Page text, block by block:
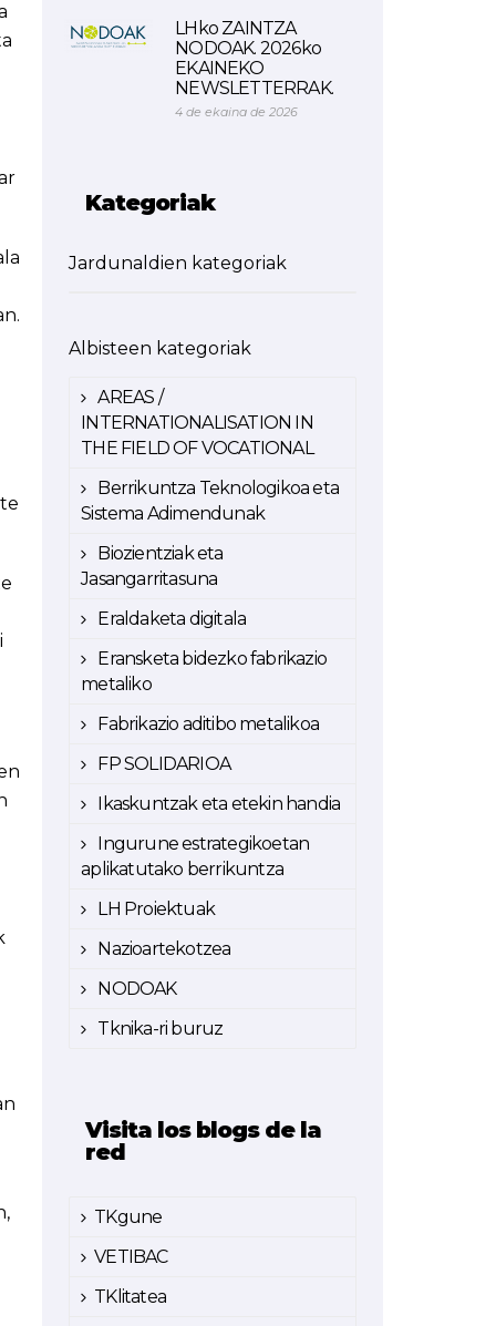
LHko ZAINTZA
NODOAK. 2026ko
EKAINEKO
NEWSLETTERRAK.
4 de ekaina de 2026
Kategoriak
Jardunaldien kategoriak
Albisteen kategoriak
AREAS /
INTERNATIONALISATION IN
THE FIELD OF VOCATIONAL
Berrikuntza Teknologikoa eta
Sistema Adimendunak
Biozientziak eta
Jasangarritasuna
Eraldaketa digitala
Eransketa bidezko fabrikazio
metaliko
Fabrikazio aditibo metalikoa
FP SOLIDARIOA
Ikaskuntzak eta etekin handia
Ingurune estrategikoetan
aplikatutako berrikuntza
LH Proiektuak
Nazioartekotzea
NODOAK
Tknika-ri buruz
Visita los blogs de la
red
TKgune
VETIBAC
TKlitatea